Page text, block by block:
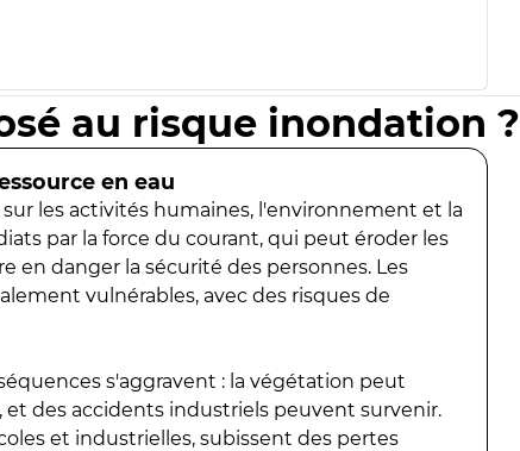
au risque inondation ?
en eau
les activités humaines, l'environnement et la
par la force du courant, qui peut éroder les
en danger la sécurité des personnes. Les
vulnérables, avec des risques de
s'aggravent : la végétation peut
des accidents industriels peuvent survenir.
et industrielles, subissent des pertes